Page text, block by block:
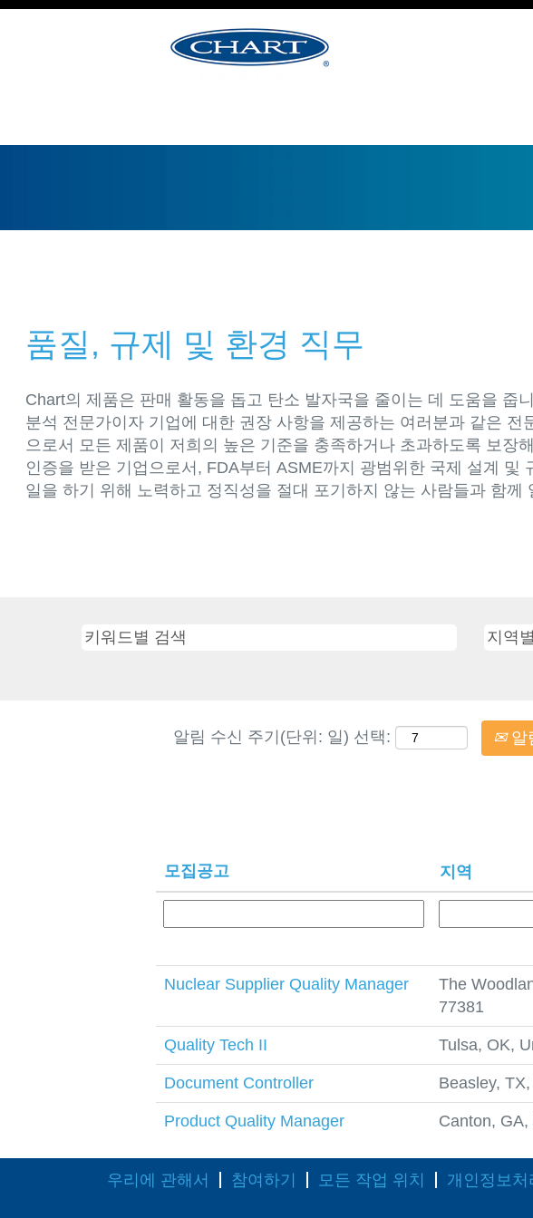
경
품질, 규제 및 환경 직무
Chart의 제품은 판매 활동을 돕고 탄소 발자국을 줄이는 데 도움을 줍
분석 전문가이자 기업에 대한 권장 사항을 제공하는 여러분과 같은
으로서 모든 제품이 저희의 높은 기준을 충족하거나 초과하도록 보
인증을 받은 기업으로서, FDA부터 ASME까지 광범위한 국제 설계
일을 하기 위해 노력하고 정직성을 절대 포기하지 않는 사람들과 함께
알림 수신 주기(단위: 일) 선택: 알
모집공고 지역
Nuclear Supplier Quality Manager
The
77381
Quality Tech II Tulsa, OK,
Document Controller Beasley,
Product Quality Manager Canton,
우리에 관해서 참여하기 모든 작업 위치 개인정보처